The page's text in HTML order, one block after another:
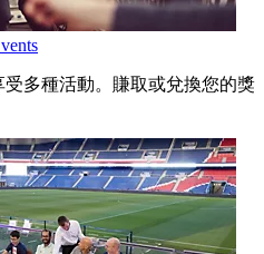
多種活動。賺取或兌換您的獎